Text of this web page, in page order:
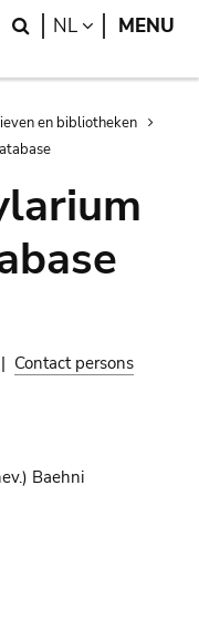
Search
NL LANGUAGE
MENU
en bibliotheken
| Contact persons
Baehni